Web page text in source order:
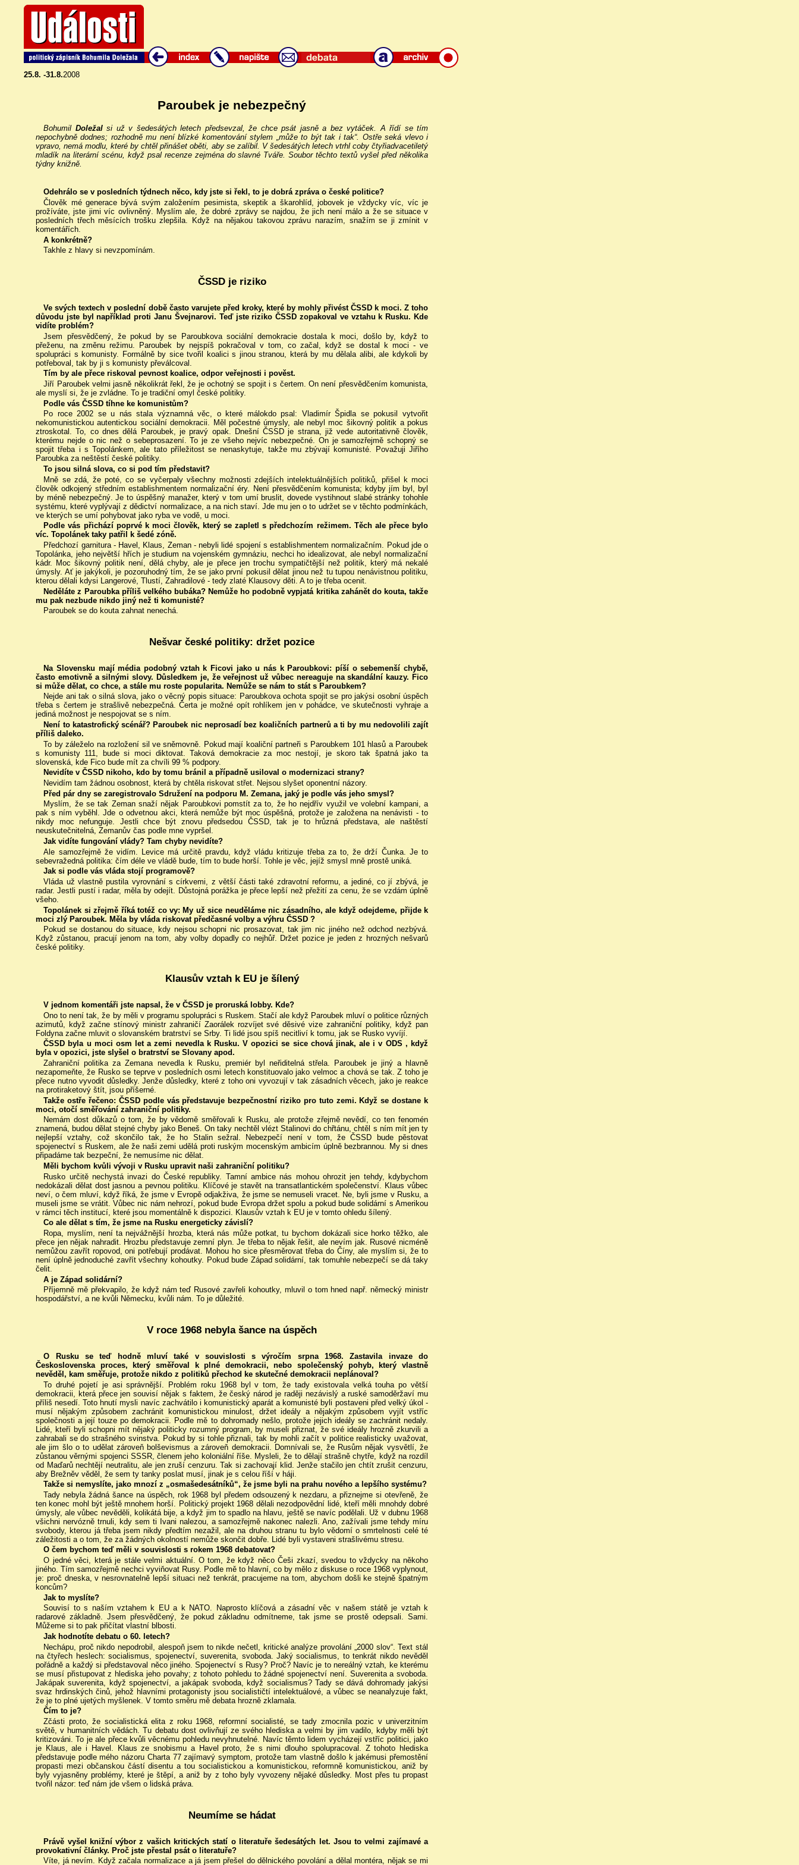
25.8. -31.8.2008
Paroubek je nebezpečný
Bohumil Doležalsi už v šedesátých letech předsevzal, že chce psát jasně a bez vytáček. A řídí se tím
nepochybně dodnes; rozhodně mu není blízké komentování stylem „může to být tak i tak“. Ostře seká vlevo i
vpravo, nemá modlu, které by chtěl přinášet oběti, aby se zalíbil. V šedesátých letech vtrhl coby čtyřiadvacetiletý
mladík na literární scénu, když psal recenze zejména do slavné Tváře. Soubor těchto textů vyšel před několika
týdny knižně.
Odehrálo se v posledních týdnech něco, kdy jste si řekl, to je dobrá zpráva o české politice?
Člověk mé generace bývá svým založením pesimista, skeptik a škarohlíd, jobovek je vždycky víc, víc je
prožíváte, jste jimi víc ovlivněný. Myslím ale, že dobré zprávy se najdou, že jich není málo a že se situace v
posledních třech měsících trošku zlepšila. Když na nějakou takovou zprávu narazím, snažím se ji zmínit v
komentářích.
A konkrétně?
Takhle z hlavy si nevzpomínám.
ČSSD je riziko
Ve svých textech v poslední době často varujete před kroky, které by mohly přivést ČSSD k moci. Z toho
důvodu jste byl například proti Janu Švejnarovi. Teď jste riziko ČSSD zopakoval ve vztahu k Rusku. Kde
vidíte problém?
Jsem přesvědčený, že pokud by se Paroubkova sociální demokracie dostala k moci, došlo by, když to
přeženu, na změnu režimu. Paroubek by nejspíš pokračoval v tom, co začal, když se dostal k moci - ve
spolupráci s komunisty. Formálně by sice tvořil koalici s jinou stranou, která by mu dělala alibi, ale kdykoli by
potřeboval, tak by ji s komunisty převálcoval.
Tím by ale přece riskoval pevnost koalice, odpor veřejnosti i pověst.
Jiří Paroubek velmi jasně několikrát řekl, že je ochotný se spojit i s čertem. On není přesvědčením komunista,
ale myslí si, že je zvládne. To je tradiční omyl české politiky.
Podle vás ČSSD tíhne ke komunistům?
Po roce 2002 se u nás stala významná věc, o které málokdo psal: Vladimír Špidla se pokusil vytvořit
nekomunistickou autentickou sociální demokracii. Měl počestné úmysly, ale nebyl moc šikovný politik a pokus
ztroskotal. To, co dnes dělá Paroubek, je pravý opak. Dnešní ČSSD je strana, již vede autoritativně člověk,
kterému nejde o nic než o sebeprosazení. To je ze všeho nejvíc nebezpečné. On je samozřejmě schopný se
spojit třeba i s Topolánkem, ale tato příležitost se nenaskytuje, takže mu zbývají komunisté. Považuji Jiřího
Paroubka za neštěstí české politiky.
To jsou silná slova, co si pod tím představit?
Mně se zdá, že poté, co se vyčerpaly všechny možnosti zdejších intelektuálnějších politiků, přišel k moci
člověk odkojený středním establishmentem normalizační éry. Není přesvědčením komunista; kdyby jím byl, byl
by méně nebezpečný. Je to úspěšný manažer, který v tom umí bruslit, dovede vystihnout slabé stránky tohohle
systému, které vyplývají z dědictví normalizace, a na nich staví. Jde mu jen o to udržet se v těchto podmínkách,
ve kterých se umí pohybovat jako ryba ve vodě, u moci.
Podle vás přichází poprvé k moci člověk, který se zapletl s předchozím režimem. Těch ale přece bylo
víc. Topolánek taky patřil k šedé zóně.
Předchozí garnitura - Havel, Klaus, Zeman - nebyli lidé spojení s establishmentem normalizačním. Pokud jde o
Topolánka, jeho největší hřích je studium na vojenském gymnáziu, nechci ho idealizovat, ale nebyl normalizační
kádr. Moc šikovný politik není, dělá chyby, ale je přece jen trochu sympatičtější než politik, který má nekalé
úmysly. Ať je jakýkoli, je pozoruhodný tím, že se jako první pokusil dělat jinou než tu tupou nenávistnou politiku,
kterou dělali kdysi Langerové, Tlustí, Zahradilové - tedy zlaté Klausovy děti. A to je třeba ocenit.
Neděláte z Paroubka příliš velkého bubáka? Nemůže ho podobně vypjatá kritika zahánět do kouta, takže
mu pak nezbude nikdo jiný než ti komunisté?
Paroubek se do kouta zahnat nenechá.
Nešvar české politiky: držet pozice
Na Slovensku mají média podobný vztah k Ficovi jako u nás k Paroubkovi: píší o sebemenší chybě,
často emotivně a silnými slovy. Důsledkem je, že veřejnost už vůbec nereaguje na skandální kauzy. Fico
si může dělat, co chce, a stále mu roste popularita. Nemůže se nám to stát s Paroubkem?
Nejde ani tak o silná slova, jako o věcný popis situace: Paroubkova ochota spojit se pro jakýsi osobní úspěch
třeba s čertem je strašlivě nebezpečná. Čerta je možné opít rohlíkem jen v pohádce, ve skutečnosti vyhraje a
jediná možnost je nespojovat se s ním.
Není to katastrofický scénář? Paroubek nic neprosadí bez koaličních partnerů a ti by mu nedovolili zajít
příliš daleko.
To by záleželo na rozložení sil ve sněmovně. Pokud mají koaliční partneři s Paroubkem 101 hlasů a Paroubek
s komunisty 111, bude si moci diktovat. Taková demokracie za moc nestojí, je skoro tak špatná jako ta
slovenská, kde Fico bude mít za chvíli 99 % podpory.
Nevidíte v ČSSD nikoho, kdo by tomu bránil a případně usiloval o modernizaci strany?
Nevidím tam žádnou osobnost, která by chtěla riskovat střet. Nejsou slyšet oponentní názory.
Před pár dny se zaregistrovalo Sdružení na podporu M. Zemana, jaký je podle vás jeho smysl?
Myslím, že se tak Zeman snaží nějak Paroubkovi pomstít za to, že ho nejdřív využil ve volební kampani, a
pak s ním vyběhl. Jde o odvetnou akci, která nemůže být moc úspěšná, protože je založena na nenávisti - to
nikdy moc nefunguje. Jestli chce být znovu předsedou ČSSD, tak je to hrůzná představa, ale naštěstí
neuskutečnitelná, Zemanův čas podle mne vypršel.
Jak vidíte fungování vlády? Tam chyby nevidíte?
Ale samozřejmě že vidím. Levice má určitě pravdu, když vládu kritizuje třeba za to, že drží Čunka. Je to
sebevražedná politika: čím déle ve vládě bude, tím to bude horší. Tohle je věc, jejíž smysl mně prostě uniká.
Jak si podle vás vláda stojí programově?
Vláda už vlastně pustila vyrovnání s církvemi, z větší části také zdravotní reformu, a jediné, co jí zbývá, je
radar. Jestli pustí i radar, měla by odejít. Důstojná porážka je přece lepší než přežití za cenu, že se vzdám úplně
všeho.
Topolánek si zřejmě říká totéž co vy: My už sice neuděláme nic zásadního, ale když odejdeme, přijde k
moci zlý Paroubek. Měla by vláda riskovat předčasné volby a výhru ČSSD ?
Pokud se dostanou do situace, kdy nejsou schopni nic prosazovat, tak jim nic jiného než odchod nezbývá.
Když zůstanou, pracují jenom na tom, aby volby dopadly co nejhůř. Držet pozice je jeden z hrozných nešvarů
české politiky.
Klausův vztah k EU je šílený
V jednom komentáři jste napsal, že v ČSSD je proruská lobby. Kde?
Ono to není tak, že by měli v programu spolupráci s Ruskem. Stačí ale když Paroubek mluví o politice různých
azimutů, když začne stínový ministr zahraničí Zaorálek rozvíjet své děsivé vize zahraniční politiky, když pan
Foldyna začne mluvit o slovanském bratrství se Srby. Ti lidé jsou spíš necitliví k tomu, jak se Rusko vyvíjí.
ČSSD byla u moci osm let a zemi nevedla k Rusku. V opozici se sice chová jinak, ale i v ODS , když
byla v opozici, jste slyšel o bratrství se Slovany apod.
Zahraniční politika za Zemana nevedla k Rusku, premiér byl neřiditelná střela. Paroubek je jiný a hlavně
nezapomeňte, že Rusko se teprve v posledních osmi letech konstituovalo jako velmoc a chová se tak. Z toho je
přece nutno vyvodit důsledky. Jenže důsledky, které z toho oni vyvozují v tak zásadních věcech, jako je reakce
na protiraketový štít, jsou příšerné.
Takže ostře řečeno: ČSSD podle vás představuje bezpečnostní riziko pro tuto zemi. Když se dostane k
moci, otočí směřování zahraniční politiky.
Nemám dost důkazů o tom, že by vědomě směřovali k Rusku, ale protože zřejmě nevědí, co ten fenomén
znamená, budou dělat stejné chyby jako Beneš. On taky nechtěl vlézt Stalinovi do chřtánu, chtěl s ním mít jen ty
nejlepší vztahy, což skončilo tak, že ho Stalin sežral. Nebezpečí není v tom, že ČSSD bude pěstovat
spojenectví s Ruskem, ale že naši zemi udělá proti ruským mocenským ambicím úplně bezbrannou. My si dnes
připadáme tak bezpeční, že nemusíme nic dělat.
Měli bychom kvůli vývoji v Rusku upravit naši zahraniční politiku?
Rusko určitě nechystá invazi do České republiky. Tamní ambice nás mohou ohrozit jen tehdy, kdybychom
nedokázali dělat dost jasnou a pevnou politiku. Klíčové je stavět na transatlantickém společenství. Klaus vůbec
neví, o čem mluví, když říká, že jsme v Evropě odjakživa, že jsme se nemuseli vracet. Ne, byli jsme v Rusku, a
museli jsme se vrátit. Vůbec nic nám nehrozí, pokud bude Evropa držet spolu a pokud bude solidární s Amerikou
v rámci těch institucí, které jsou momentálně k dispozici. Klausův vztah k EU je v tomto ohledu šílený.
Co ale dělat s tím, že jsme na Rusku energeticky závislí?
Ropa, myslím, není ta nejvážnější hrozba, která nás může potkat, tu bychom dokázali sice horko těžko, ale
přece jen nějak nahradit. Hrozbu představuje zemní plyn. Je třeba to nějak řešit, ale nevím jak. Rusové nicméně
nemůžou zavřít ropovod, oni potřebují prodávat. Mohou ho sice přesměrovat třeba do Číny, ale myslím si, že to
není úplně jednoduché zavřít všechny kohoutky. Pokud bude Západ solidární, tak tomuhle nebezpečí se dá taky
čelit.
A je Západ solidární?
Příjemně mě překvapilo, že když nám teď Rusové zavřeli kohoutky, mluvil o tom hned např. německý ministr
hospodářství, a ne kvůli Německu, kvůli nám. To je důležité.
V roce 1968 nebyla šance na úspěch
O Rusku se teď hodně mluví také v souvislosti s výročím srpna 1968. Zastavila invaze do
Československa proces, který směřoval k plné demokracii, nebo společenský pohyb, který vlastně
nevěděl, kam směřuje, protože nikdo z politiků přechod ke skutečné demokracii neplánoval?
To druhé pojetí je asi správnější. Problém roku 1968 byl v tom, že tady existovala velká touha po větší
demokracii, která přece jen souvisí nějak s faktem, že český národ je raději nezávislý a ruské samoděržaví mu
příliš nesedí. Toto hnutí mysli navíc zachvátilo i komunistický aparát a komunisté byli postaveni před velký úkol -
musí nějakým způsobem zachránit komunistickou minulost, držet ideály a nějakým způsobem vyjít vstříc
společnosti a její touze po demokracii. Podle mě to dohromady nešlo, protože jejich ideály se zachránit nedaly.
Lidé, kteří byli schopni mít nějaký politicky rozumný program, by museli přiznat, že své ideály hrozně zkurvili a
zahrabali se do strašného svinstva. Pokud by si tohle přiznali, tak by mohli začít v politice realisticky uvažovat,
ale jim šlo o to udělat zároveň bolševismus a zároveň demokracii. Domnívali se, že Rusům nějak vysvětlí, že
zůstanou věrnými spojenci SSSR, členem jeho koloniální říše. Mysleli, že to dělají strašně chytře, když na rozdíl
od Maďarů nechtějí neutralitu, ale jen zruší cenzuru. Tak si zachovají klid. Jenže stačilo jen chtít zrušit cenzuru,
aby Brežněv věděl, že sem ty tanky poslat musí, jinak je s celou říší v háji.
Takže si nemyslíte, jako mnozí z „osmašedesátníků“, že jsme byli na prahu nového a lepšího systému?
Tady nebyla žádná šance na úspěch, rok 1968 byl předem odsouzený k nezdaru, a přiznejme si otevřeně, že
ten konec mohl být ještě mnohem horší. Politický projekt 1968 dělali nezodpovědní lidé, kteří měli mnohdy dobré
úmysly, ale vůbec nevěděli, kolikátá bije, a když jim to spadlo na hlavu, ještě se navíc podělali. Už v dubnu 1968
všichni nervózně trnuli, kdy sem ti Ivani nalezou, a samozřejmě nakonec nalezli. Ano, zažívali jsme tehdy míru
svobody, kterou já třeba jsem nikdy předtím nezažil, ale na druhou stranu tu bylo vědomí o smrtelnosti celé té
záležitosti a o tom, že za žádných okolností nemůže skončit dobře. Lidé byli vystaveni strašlivému stresu.
O čem bychom teď měli v souvislosti s rokem 1968 debatovat?
O jedné věci, která je stále velmi aktuální. O tom, že když něco Češi zkazí, svedou to vždycky na někoho
jiného. Tím samozřejmě nechci vyviňovat Rusy. Podle mě to hlavní, co by mělo z diskuse o roce 1968 vyplynout,
je: proč dneska, v nesrovnatelně lepší situaci než tenkrát, pracujeme na tom, abychom došli ke stejně špatným
koncům?
Jak to myslíte?
Souvisí to s naším vztahem k EU a k NATO. Naprosto klíčová a zásadní věc v našem státě je vztah k
radarové základně. Jsem přesvědčený, že pokud základnu odmítneme, tak jsme se prostě odepsali. Sami.
Můžeme si to pak přičítat vlastní blbosti.
Jak hodnotíte debatu o 60. letech?
Nechápu, proč nikdo nepodrobil, alespoň jsem to nikde nečetl, kritické analýze provolání „2000 slov“. Text stál
na čtyřech heslech: socialismus, spojenectví, suverenita, svoboda. Jaký socialismus, to tenkrát nikdo nevěděl
pořádně a každý si představoval něco jiného. Spojenectví s Rusy? Proč? Navíc je to nereálný vztah, ke kterému
se musí přistupovat z hlediska jeho povahy; z tohoto pohledu to žádné spojenectví není. Suverenita a svoboda.
Jakápak suverenita, když spojenectví, a jakápak svoboda, když socialismus? Tady se dává dohromady jakýsi
svaz hrdinských činů, jehož hlavními protagonisty jsou socialističtí intelektuálové, a vůbec se neanalyzuje fakt,
že je to plné ujetých myšlenek. V tomto směru mě debata hrozně zklamala.
Čím to je?
Zčásti proto, že socialistická elita z roku 1968, reformní socialisté, se tady zmocnila pozic v univerzitním
světě, v humanitních vědách. Tu debatu dost ovlivňují ze svého hlediska a velmi by jim vadilo, kdyby měli být
kritizováni. To je ale přece kvůli věcnému pohledu nevyhnutelné. Navíc těmto lidem vycházejí vstříc politici, jako
je Klaus, ale i Havel. Klaus ze snobismu a Havel proto, že s nimi dlouho spolupracoval. Z tohoto hlediska
představuje podle mého názoru Charta 77 zajímavý symptom, protože tam vlastně došlo k jakémusi přemostění
propasti mezi občanskou částí disentu a tou socialistickou a komunistickou, reformně komunistickou, aniž by
byly vyjasněny problémy, které je štěpí, a aniž by z toho byly vyvozeny nějaké důsledky. Most přes tu propast
tvořil názor: teď nám jde všem o lidská práva.
Neumíme se hádat
Právě vyšel knižní výbor z vašich kritických statí o literatuře šedesátých let. Jsou to velmi zajímavé a
provokativní články. Proč jste přestal psát o literatuře?
Víte, já nevím. Když začala normalizace a já jsem přešel do dělnického povolání a dělal montéra, nějak se mi